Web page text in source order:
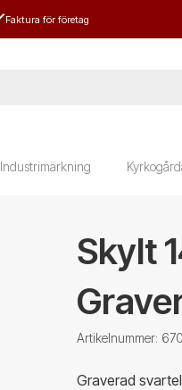
Faktura för företag
Industrimärkning
Skylt
Artikelnummer:
Graverad